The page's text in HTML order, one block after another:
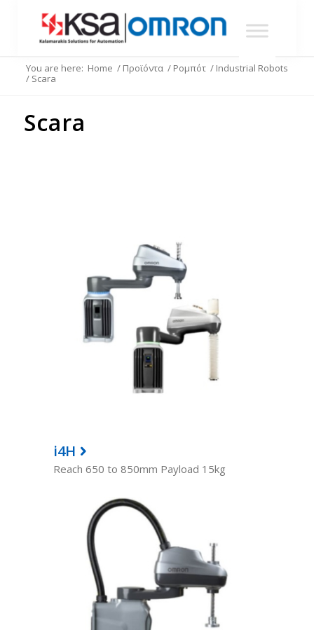
You are here: Home / Προϊόντα / Ρομπότ / Industrial Robots
/ Scara
Scara
i4H
Reach 650 to 850mm Payload 15kg